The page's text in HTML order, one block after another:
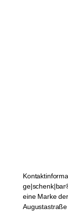
eine Marke